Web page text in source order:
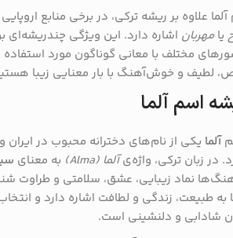
آلما علاوه بر ریشه ترکی، در برخی منابع
یا مهربان اشاره دارد. این ویژگی
مختلف با معانی گوناگون مورد استفاده
لطیف و خوش‌آهنگ با بار معنایی زیبا
اسم آلما
آلما یکی از نام‌های دخترانه محبوب در
در زبان ترکی، واژه‌یآلما (Alma) به معنای
نماد زیبایی، عشق، سلامتی و طراوت
به طبیعت، زندگی و لطافت اشاره دارد و
شادابی و دلنشینی است.